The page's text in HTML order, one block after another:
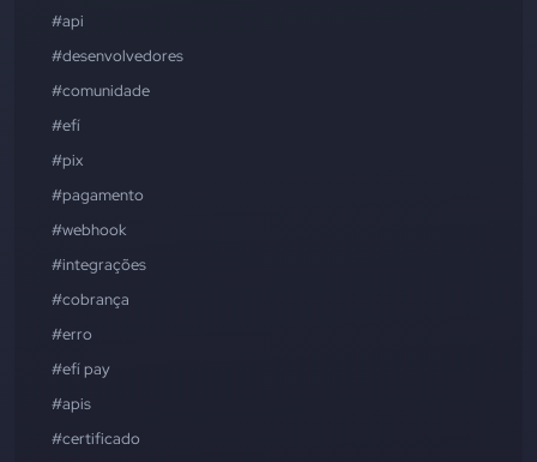
#api
#desenvolvedores
#comunidade
#efí
#pix
#pagamento
#webhook
#integrações
#cobrança
#erro
#efí pay
#apis
#certificado